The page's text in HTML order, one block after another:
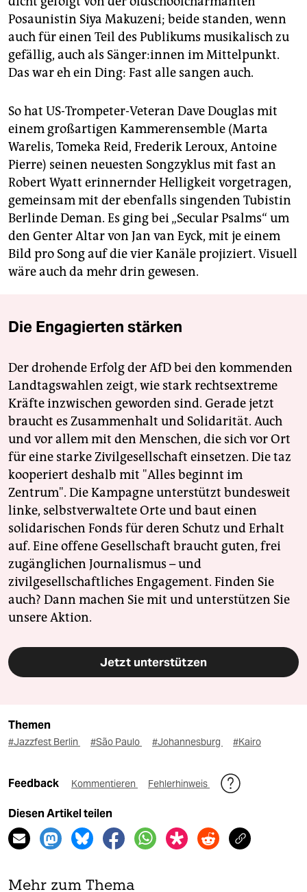
Posaunistin Siya Makuzeni; beide standen, wenn
auch für einen Teil des Publikums musikalisch zu
gefällig, auch als Sän­ge­r:in­nen im Mittelpunkt.
Das war eh ein Ding: Fast alle sangen auch.
So hat US-Trompeter-Veteran Dave Douglas mit
einem großartigen Kammerensemble (Marta
Warelis, Tomeka Reid, Frederik Leroux, Antoine
Pierre) seinen neuesten Songzyklus mit fast an
Robert Wyatt erinnernder Helligkeit vorgetragen,
gemeinsam mit der ebenfalls singenden Tubistin
Berlinde Deman. Es ging bei „Secular Psalms“ um
den Genter Altar von Jan van Eyck, mit je einem
Bild pro Song auf die vier Kanäle projiziert. Visuell
wäre auch da mehr drin gewesen.
Die Engagierten stärken
Der drohende Erfolg der AfD bei den kommenden
Landtagswahlen zeigt, wie stark rechtsextreme
Kräfte inzwischen geworden sind. Gerade jetzt
braucht es Zusammenhalt und Solidarität. Auch
und vor allem mit den Menschen, die sich vor Ort
für eine starke Zivilgesellschaft einsetzen. Die taz
kooperiert deshalb mit "Alles beginnt im
Zentrum". Die Kampagne unterstützt bundesweit
linke, selbstverwaltete Orte und baut einen
solidarischen Fonds für deren Schutz und Erhalt
auf. Eine offene Gesellschaft braucht guten, frei
zugänglichen Journalismus – und
zivilgesellschaftliches Engagement. Finden Sie
auch? Dann machen Sie mit und unterstützen Sie
unsere Aktion.
Jetzt unterstützen
Themen
#Jazzfest Berlin #São Paulo #Johannesburg #Kairo
Feedback Kommentieren Fehlerhinweis
Diesen Artikel teilen
Mehr zum Thema